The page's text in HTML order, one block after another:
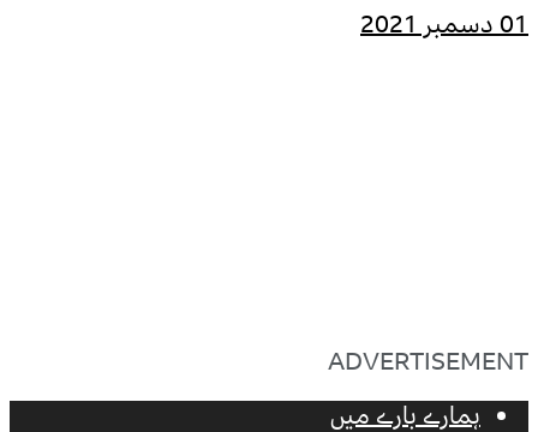
01 دسمبر 2021
ADVERTISEMENT
ہمارے بارے میں